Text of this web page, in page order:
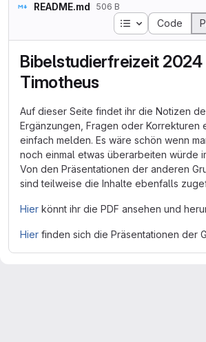
README.md 506 B
Table of
Code
Bibelstudierfreizeit 2024
Timotheus
Auf dieser Seite findet ihr die Notizen
Ergänzungen, Fragen oder Korrekturen
einfach melden. Es wäre schön wenn
noch einmal etwas überarbeiten würde
Von den Präsentationen der anderen
sind teilweise die Inhalte ebenfalls
Hier könnt ihr die PDF ansehen und
Hier finden sich die Präsentationen der